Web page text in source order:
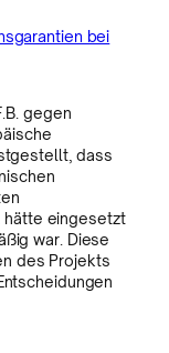
bei
gegen
dass
hätte eingesetzt
war. Diese
des Projekts